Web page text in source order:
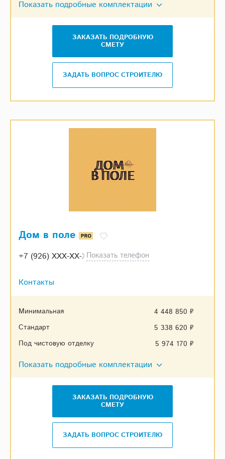
Показать подробные комплектации
ЗАКАЗАТЬ ПОДРОБНУЮ
СМЕТУ
ЗАДАТЬ ВОПРОС СТРОИТЕЛЮ
Дом в поле
+7 (926) XXX-XX-XXПоказать телефон
Контакты
Минимальная
4 448 850 ₽
Стандарт
5 338 620 ₽
Под чистовую отделку
5 974 170 ₽
Показать подробные комплектации
ЗАКАЗАТЬ ПОДРОБНУЮ
СМЕТУ
ЗАДАТЬ ВОПРОС СТРОИТЕЛЮ